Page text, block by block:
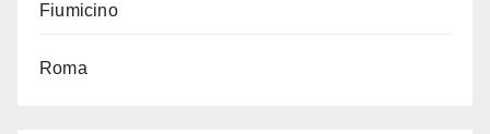
Fiumicino
Roma